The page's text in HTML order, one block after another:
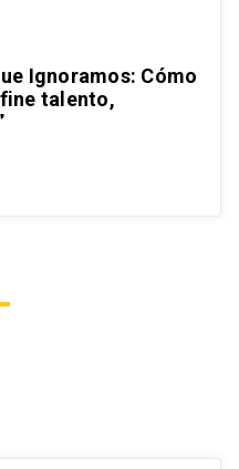
Ignoramos: Cómo
talento,